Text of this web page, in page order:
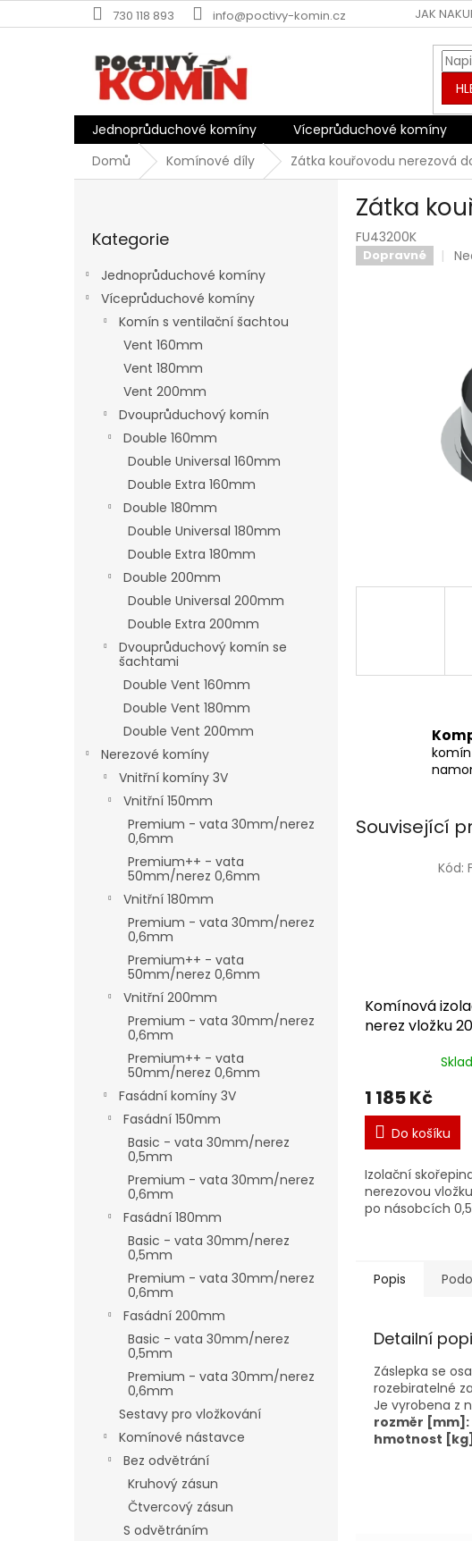
na
730 118 893 info@poctivy-komin.cz JAK
Jednoprůduchové komíny Víceprůduchové komíny
Domů
Komínové díly Zátka kouřovodu nerezová
kategorie
Kategorie
Jednoprůduchové komíny
Víceprůduchové komíny
Komín s ventilační šachtou
Vent 160mm
Vent 180mm
Vent 200mm
Dvouprůduchový komín
Double 160mm
Double Universal 160mm
Double Extra 160mm
Double 180mm
Double Universal 180mm
Double Extra 180mm
Double 200mm
Double Universal 200mm
Double Extra 200mm
Dvouprůduchový komín se
šachtami
Double Vent 160mm
Double Vent 180mm
Double Vent 200mm
Nerezové komíny
Vnitřní komíny 3V
Vnitřní 150mm
Premium - vata 30mm/nerez
0,6mm
Premium++ - vata
50mm/nerez 0,6mm
Vnitřní 180mm
Premium - vata 30mm/nerez
0,6mm
Premium++ - vata
50mm/nerez 0,6mm
Vnitřní 200mm
Premium - vata 30mm/nerez
0,6mm
Premium++ - vata
50mm/nerez 0,6mm
Fasádní komíny 3V
Fasádní 150mm
Basic - vata 30mm/nerez
0,5mm
Premium - vata 30mm/nerez
0,6mm
Fasádní 180mm
Basic - vata 30mm/nerez
0,5mm
Premium - vata 30mm/nerez
0,6mm
Fasádní 200mm
Basic - vata 30mm/nerez
0,5mm
Premium - vata 30mm/nerez
0,6mm
Sestavy pro vložkování
Komínové nástavce
Bez odvětrání
Kruhový zásun
Čtvercový zásun
S odvětráním
Zátka
FU43200K
Dopravné
Související
Komínová
nerez vložku
1 185 Kč
Do košíku
Izolační
nerezovou
po násobcích
Kód:
Popis
Detailní
Záslepka se
rozebiratelné
Je vyrobena z
rozměr [mm]:
hmotnost